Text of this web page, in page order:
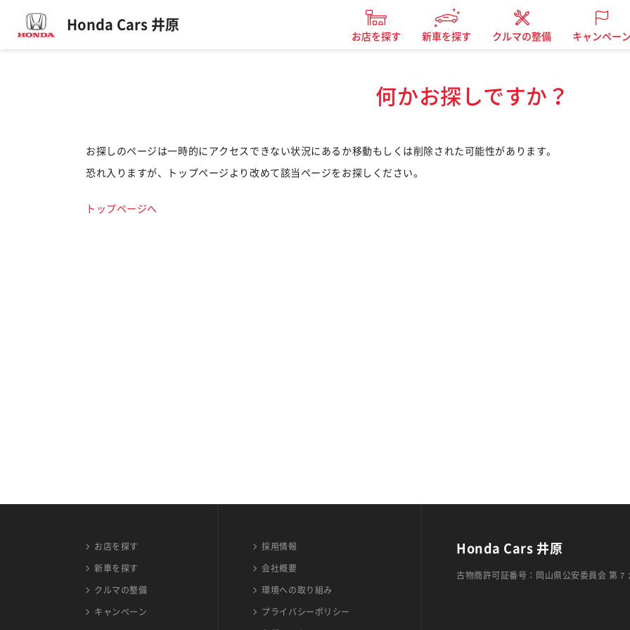
Honda Cars 井原
お店を探す 新車を探す クルマの整備 キャンペーン
何かお探しですか？
お探しのページは一時的にアクセスできない状況にあるか移動もしくは削除された可能性があります。
恐れ入りますが、トップページより改めて該当ページをお探しください。
トップページへ
お店を探す
新車を探す
クルマの整備
キャンペーン
採用情報
会社概要
環境への取り組み
プライバシーポリシー
Honda Cars 井原
古物商許可証番号：岡山県公安委員会 第